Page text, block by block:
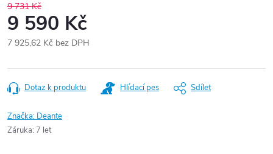
9 731 Kč
9 590 Kč
7 925,62 Kč bez DPH
cena:
Dotaz k produktu Hlídací pes Sdílet
Značka: Deante
Záruka: 7 let